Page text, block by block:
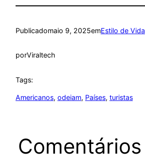
Publicadomaio 9, 2025emEstilo de Vida
porViraltech
Tags:
Americanos, odeiam, Países, turistas
Comentários